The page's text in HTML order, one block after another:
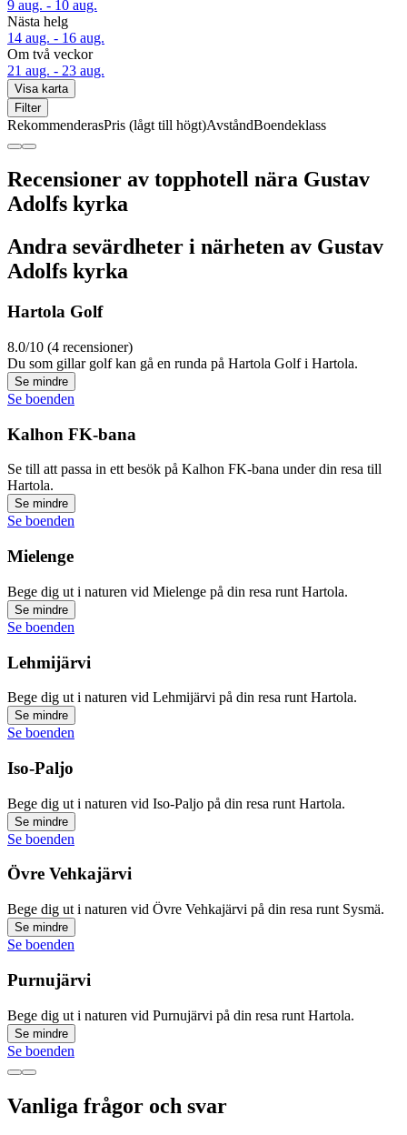
9 aug. - 10 aug.
Nästa helg
14 aug. - 16 aug.
Om två veckor
21 aug. - 23 aug.
Visa karta
Filter
RekommenderasPris (lågt till högt)AvståndBoendeklass
Recensioner av topphotell nära Gustav
Adolfs kyrka
Andra sevärdheter i närheten av Gustav
Adolfs kyrka
Hartola Golf
8.0/10 (4 recensioner)
Du som gillar golf kan gå en runda på Hartola Golf i Hartola.
Se mindre
Se boenden
Kalhon FK-bana
Se till att passa in ett besök på Kalhon FK-bana under din resa till
Hartola.
Se mindre
Se boenden
Mielenge
Bege dig ut i naturen vid Mielenge på din resa runt Hartola.
Se mindre
Se boenden
Lehmijärvi
Bege dig ut i naturen vid Lehmijärvi på din resa runt Hartola.
Se mindre
Se boenden
Iso-Paljo
Bege dig ut i naturen vid Iso-Paljo på din resa runt Hartola.
Se mindre
Se boenden
Övre Vehkajärvi
Bege dig ut i naturen vid Övre Vehkajärvi på din resa runt Sysmä.
Se mindre
Se boenden
Purnujärvi
Bege dig ut i naturen vid Purnujärvi på din resa runt Hartola.
Se mindre
Se boenden
Vanliga frågor och svar